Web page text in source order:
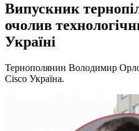
Випускник
очолив
Україні
Тернополянин Володимир
Cisco Україна.